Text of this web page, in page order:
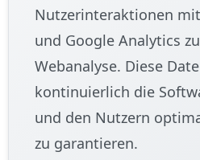
Nutzerinteraktionen
und Google Analytics
Webanalyse. Diese
kontinuierlich die
und den Nutzern
zu garantieren.